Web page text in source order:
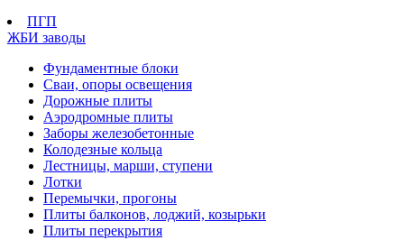
ПГП
ЖБИ заводы
Фундаментные блоки
Сваи, опоры освещения
Дорожные плиты
Аэродромные плиты
Заборы железобетонные
Колодезные кольца
Лестницы, марши, ступени
Лотки
Перемычки, прогоны
Плиты балконов, лоджий, козырьки
Плиты перекрытия